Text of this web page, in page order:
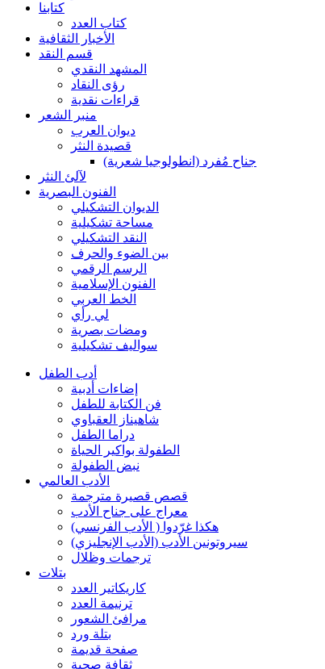
كتابنا
كتاب العدد
الأخبار الثقافية
قسم النقد
المشهد النقدي
رؤى النقاد
قراءات نقدية
منبر الشعر
ديوان العرب
قصيدة النثر
جناح مُفرد (انطولوجيا شعرية)
لآلئ النثر
الفنون البصرية
الديوان التشكيلي
مساحة تشكيلية
النقد التشكيلي
بين الضوء والحرف
الرسم الرقمي
الفنون الإسلامية
الخط العربي
لي رأي
ومضات بصرية
سواليف تشكيلية
أدب الطفل
إضاءات أدبية
فن الكتابة للطفل
شاهيناز العقباوي
دراما الطفل
الطفولة بواكير الحياة
نبض الطفولة
الأدب العالمي
قصص قصيرة مترجمة
معراج على جناح الأدب
هكذا غرّدوا ( الأدب الفرنسي)
سيروتونين الأدب (الأدب الإنجليزي)
ترجمات وظلال
بتلات
كاريكاتير العدد
ترنيمة العدد
مرافئ الشعور
بتلة ورد
صفحة قديمة
ثقافة صحية